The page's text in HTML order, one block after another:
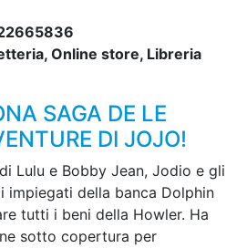
Online store, Libreria
SAGA DE LE
DI JOJO!
Lulu e Bobby Jean, Jodio e gli
della banca Dolphin
tutti i beni della Howler. Ha
sotto copertura per